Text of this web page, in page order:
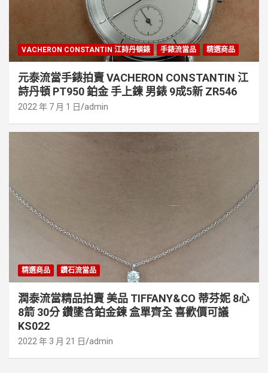
VACHERON CONSTANTIN 江詩丹頓錶 手錶流當品 精選商品
元泰流當手錶拍賣 VACHERON CONSTANTIN 江
詩丹頓 PT950 鉑金 手上鍊 男錶 9成5新 ZR546
2022 年 7 月 1 日 admin
精選商品 鑽石流當品
潤泰流當精品拍賣 美品 TIFFANY&CO 蒂芬妮 8心
8箭 30分 鑽墬含鉑金鍊 盒單齊全 喜歡價可議
KS022
2022 年 3 月 21 日 admin